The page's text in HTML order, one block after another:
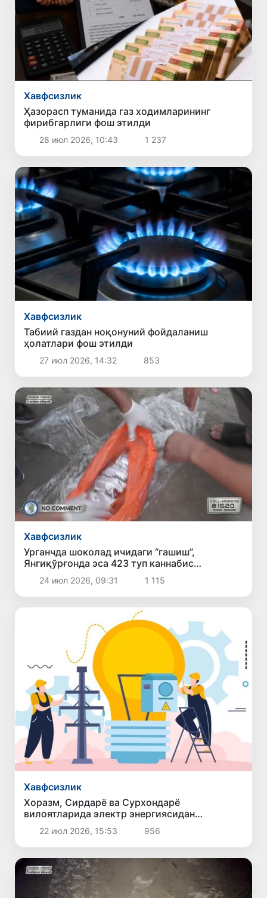
Хавфсизлик
Ҳазорасп туманида газ ходимларининг
фирибгарлиги фош этилди
28 июл 2026, 10:43 1 237
Хавфсизлик
Табиий газдан ноқонуний фойдаланиш
ҳолатлари фош этилди
27 июл 2026, 14:32 853
Хавфсизлик
Урганчда шоколад ичидаги “гашиш”,
Янгиқўрғонда эса 423 туп каннабис
аниқланди
24 июл 2026, 09:31 1 115
Хавфсизлик
Хоразм, Сирдарё ва Сурхондарё
вилоятларида электр энергиясидан
ноқонуний фойдаланиш ҳолатлари фош
этилди
22 июл 2026, 15:53 956